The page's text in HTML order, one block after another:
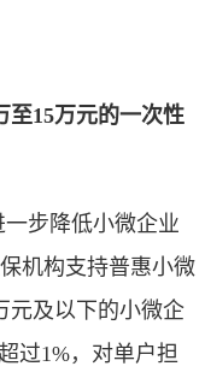
15万元的一次性
步降低小微企业
机构支持普惠小微
元及以下的小微企
过1%，对单户担